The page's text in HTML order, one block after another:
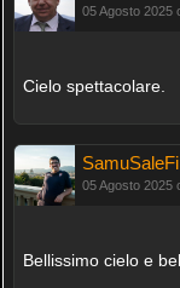
05 Agosto 2025
Cielo spettacolare.
SamuSaleFi
05 Agosto 2025
Bellissimo cielo e